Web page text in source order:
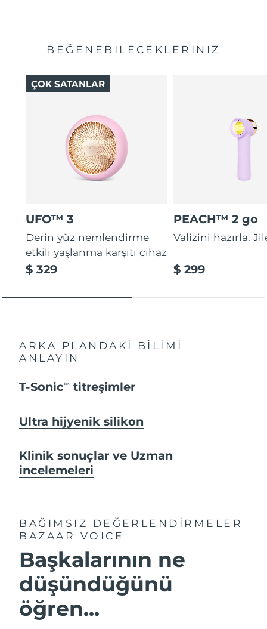
BEĞENEBILECEKLERINIZ
UFO™ 3
Derin yüz nemlendirme
etkili yaşlanma karşıtı cihaz
$ 329
ÇOK SATANLAR
PEACH™ 2 go
Valizini hazırla.
$ 299
ARKA PLANDAKİ BİLİMİ
ANLAYIN
T-SonicTM titreşimler
Ultra hijyenik silikon
Klinik sonuçlar ve Uzman
incelemeleri
BAĞIMSIZ DEĞERLENDİRMELER
BAZAAR VOICE
Başkalarının ne
düşündüğünü
öğren...